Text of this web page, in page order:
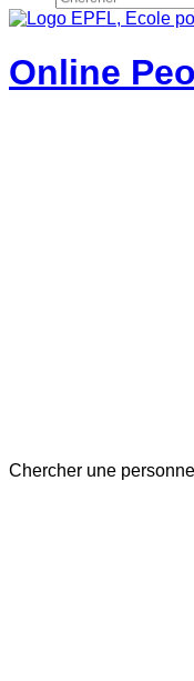
Online
Chercher une personne